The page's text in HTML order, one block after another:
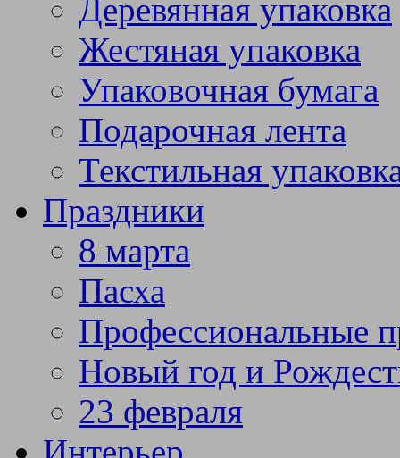
Деревянная упаковка
Жестяная упаковка
Упаковочная бумага
Подарочная лента
Текстильная
Праздники
8 марта
Пасха
Профессиональные
Новый год и
23 февраля